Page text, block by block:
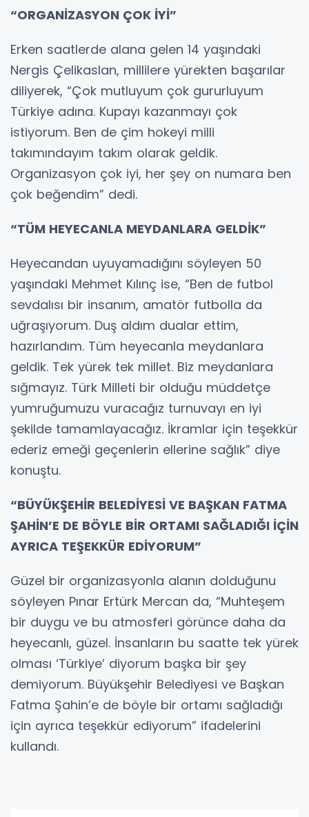
“ORGANİZASYON ÇOK İYİ”
Erken saatlerde alana gelen 14 yaşındaki
Nergis Çelikaslan, millilere yürekten başarılar
diliyerek, “Çok mutluyum çok gururluyum
Türkiye adına. Kupayı kazanmayı çok
istiyorum. Ben de çim hokeyi milli
takımındayım takım olarak geldik.
Organizasyon çok iyi, her şey on numara ben
çok beğendim” dedi.
“TÜM HEYECANLA MEYDANLARA GELDİK”
Heyecandan uyuyamadığını söyleyen 50
yaşındaki Mehmet Kılınç ise, “Ben de futbol
sevdalısı bir insanım, amatör futbolla da
uğraşıyorum. Duş aldım dualar ettim,
hazırlandım. Tüm heyecanla meydanlara
geldik. Tek yürek tek millet. Biz meydanlara
sığmayız. Türk Milleti bir olduğu müddetçe
yumruğumuzu vuracağız turnuvayı en iyi
şekilde tamamlayacağız. İkramlar için teşekkür
ederiz emeği geçenlerin ellerine sağlık” diye
konuştu.
“BÜYÜKŞEHİR BELEDİYESİ VE BAŞKAN FATMA
ŞAHİN’E DE BÖYLE BİR ORTAMI SAĞLADIĞI İÇİN
AYRICA TEŞEKKÜR EDİYORUM”
Güzel bir organizasyonla alanın dolduğunu
söyleyen Pınar Ertürk Mercan da, “Muhteşem
bir duygu ve bu atmosferi görünce daha da
heyecanlı, güzel. İnsanların bu saatte tek yürek
olması ‘Türkiye’ diyorum başka bir şey
demiyorum. Büyükşehir Belediyesi ve Başkan
Fatma Şahin’e de böyle bir ortamı sağladığı
için ayrıca teşekkür ediyorum” ifadelerini
kullandı.